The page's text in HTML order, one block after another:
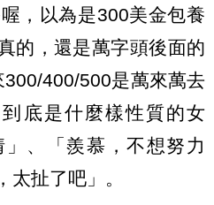
，以為是300美金包養
的，還是萬字頭後面的
400/500是萬來萬去
底是什麼樣性質的女
、「羨慕，不想努力
太扯了吧」。